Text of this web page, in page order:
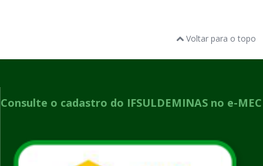
Voltar para o topo
Consulte o cadastro do IFSULDEMINAS no e-MEC